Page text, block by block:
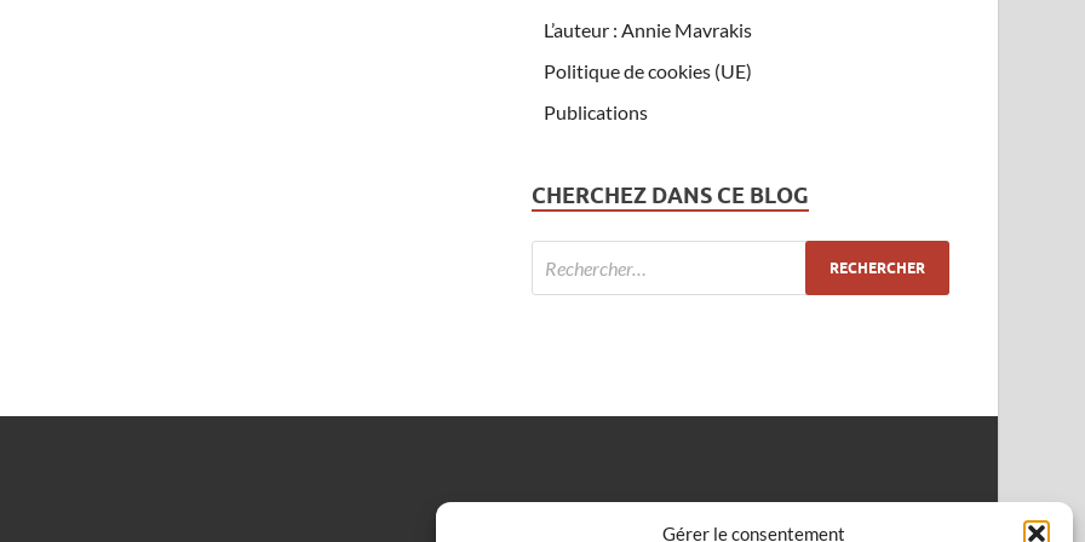
Gérer le consentement
L’auteur : Annie Mavrakis
Politique de cookies (UE)
Publications
CHERCHEZ DANS CE BLOG